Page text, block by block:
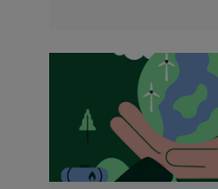
2026-05-23 16:00
Wyszedł raport
Dekarbonizacja